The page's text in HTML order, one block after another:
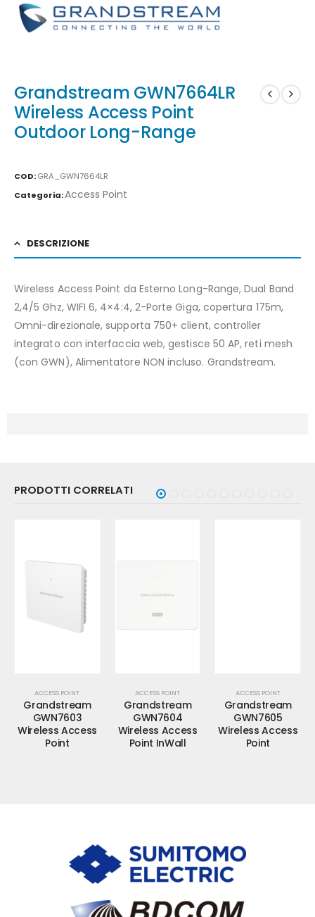
Grandstream GWN7664LR
Wireless Access Point
Outdoor Long-Range
COD:GRA_GWN7664LR
Categoria:Access Point
DESCRIZIONE
Wireless Access Point da Esterno Long-Range, Dual Band
2,4/5 Ghz, WIFI 6, 4×4:4, 2-Porte Giga, copertura 175m,
Omni-direzionale, supporta 750+ client, controller
integrato con interfaccia web, gestisce 50 AP, reti mesh
(con GWN), Alimentatore NON incluso. Grandstream.
PRODOTTI CORRELATI
ACCESS POINT
Grandstream
GWN7603
Wireless Access
Point
ACCESS POINT
Grandstream
GWN7604
Wireless Access
Point InWall
ACCESS POINT
Grandstream
GWN7605
Wireless Access
Point